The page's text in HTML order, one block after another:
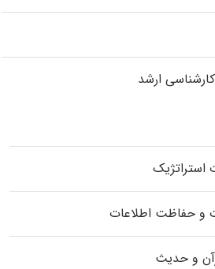
ارشد
استراتژیک
و حفاظت اطلاعات
و حدیث